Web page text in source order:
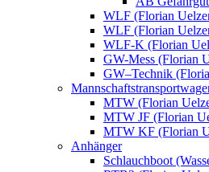
WLF (Florian
WLF (Florian
WLF-K (Florian
GW-Mess (Florian
GW–Technik
MTW (Florian
MTW JF (Florian
MTW KF (Florian
Anhänger
Schlauchboot